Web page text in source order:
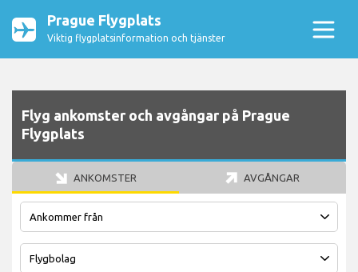
Prague Flygplats
Viktig flygplatsinformation och tjänster
Flyg ankomster och avgångar på Prague
Flygplats
ANKOMSTER AVGÅNGAR